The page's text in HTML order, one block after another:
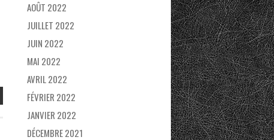
AOÛT 2022
JUILLET 2022
JUIN 2022
MAI 2022
AVRIL 2022
FÉVRIER 2022
JANVIER 2022
DÉCEMBRE 2021